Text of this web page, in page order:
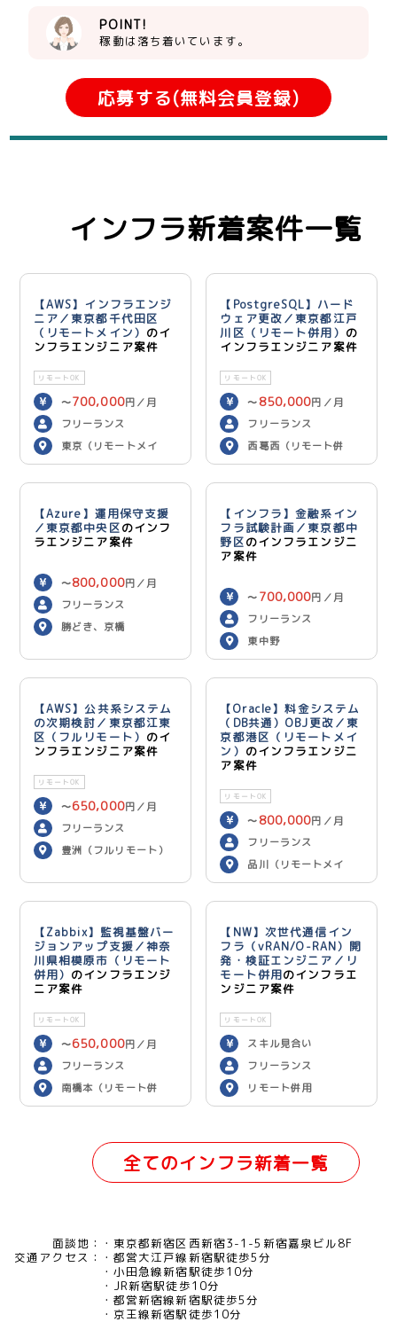
POINT!
稼動は落ち着いています。
応募する(無料会員登録)
インフラ新着案件一覧
【AWS】インフラエンジ
ニア／東京都千代田区
（リモートメイン） のイ
ンフラエンジニア案件
リモートOK
〜700,000円／月
フリーランス
東京（リモートメイ
ン）
【PostgreSQL】ハード
ウェア更改／東京都江戸
川区（リモート併用） の
インフラエンジニア案件
リモートOK
〜 850,000円／月
フリーランス
西葛西（リモート併
用）
【Azure】運用保守支援
／東京都中央区のインフ
ラエンジニア案件
〜800,000円／月
フリーランス
勝どき、京橋
【インフラ】金融系イン
フラ試験計画／東京都中
野区のインフラエンジニ
ア案件
〜 700,000円／月
フリーランス
東中野
【AWS】公共系システム
の次期検討／東京都江東
区（フルリモート） のイ
ンフラエンジニア案件
リモートOK
〜650,000円／月
フリーランス
豊洲（フルリモート）
【Oracle】料金システム
（DB共通）OBJ更改／東
京都港区（リモートメイ
ン） のインフラエンジニ
ア案件
リモートOK
〜 800,000円／月
フリーランス
品川（リモートメイ
ン）
【Zabbix】監視基盤バー
ジョンアップ支援／神奈
川県相模原市（リモート
併用） のインフラエンジ
ニア案件
リモートOK
〜650,000円／月
フリーランス
南橋本（リモート併
用）
【NW】次世代通信イン
フラ（vRAN/O-RAN）開
発・検証エンジニア／リ
モート併用のインフラエ
ンジニア案件
リモートOK
スキル見合い
フリーランス
リモート併用
全てのインフラ新着一覧
面談地：
東京都新宿区西新宿3-1-5新宿嘉泉ビル8F
交通アクセス：
都営大江戸線新宿駅徒歩5分
小田急線新宿駅徒歩10分
JR新宿駅徒歩10分
都営新宿線新宿駅徒歩5分
京王線新宿駅徒歩10分